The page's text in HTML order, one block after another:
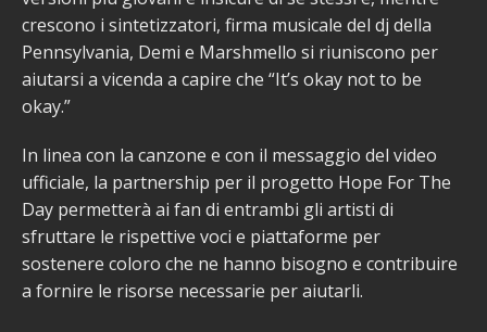
crescono i sintetizzatori, firma musicale del dj della
Pennsylvania, Demi e Marshmello si riuniscono per
aiutarsi a vicenda a capire che “It’s okay not to be
okay.”
In linea con la canzone e con il messaggio del video
ufficiale, la partnership per il progetto Hope For The
Day permetterà ai fan di entrambi gli artisti di
sfruttare le rispettive voci e piattaforme per
sostenere coloro che ne hanno bisogno e contribuire
a fornire le risorse necessarie per aiutarli.